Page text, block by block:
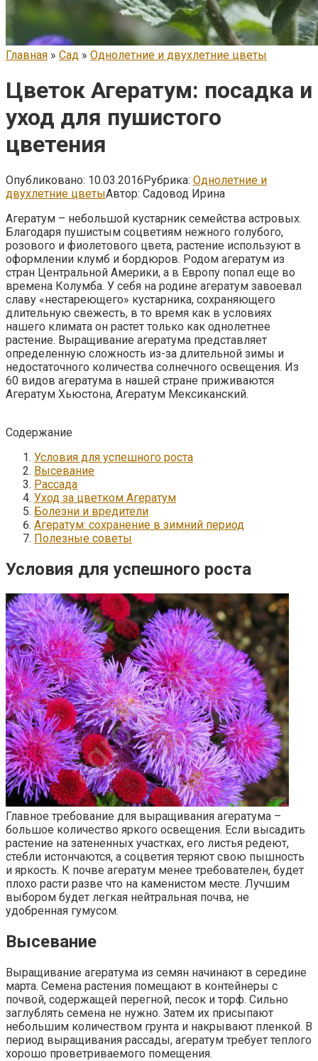
Главная » Сад » Однолетние и двухлетние цветы
Цветок Агератум: посадка и
уход для пушистого
цветения
Опубликовано: 10.03.2016Рубрика: Однолетние и
двухлетние цветыАвтор: Садовод Ирина
Агератум – небольшой кустарник семейства астровых.
Благодаря пушистым соцветиям нежного голубого,
розового и фиолетового цвета, растение используют в
оформлении клумб и бордюров. Родом агератум из
стран Центральной Америки, а в Европу попал еще во
времена Колумба. У себя на родине агератум завоевал
славу «нестареющего» кустарника, сохраняющего
длительную свежесть, в то время как в условиях
нашего климата он растет только как однолетнее
растение. Выращивание агератума представляет
определенную сложность из-за длительной зимы и
недостаточного количества солнечного освещения. Из
60 видов агератума в нашей стране приживаются
Агератум Хьюстона, Агератум Мексиканский.
Содержание
Условия для успешного роста
Высевание
Рассада
Уход за цветком Агератум
Болезни и вредители
Агератум: сохранение в зимний период
Полезные советы
Условия для успешного роста
Главное требование для выращивания агератума –
большое количество яркого освещения. Если высадить
растение на затененных участках, его листья редеют,
стебли истончаются, а соцветия теряют свою пышность
и яркость. К почве агератум менее требователен, будет
плохо расти разве что на каменистом месте. Лучшим
выбором будет легкая нейтральная почва, не
удобренная гумусом.
Высевание
Выращивание агератума из семян начинают в середине
марта. Семена растения помещают в контейнеры с
почвой, содержащей перегной, песок и торф. Сильно
заглублять семена не нужно. Затем их присыпают
небольшим количеством грунта и накрывают пленкой. В
период выращивания рассады, агератум требует теплого
хорошо проветриваемого помещения.